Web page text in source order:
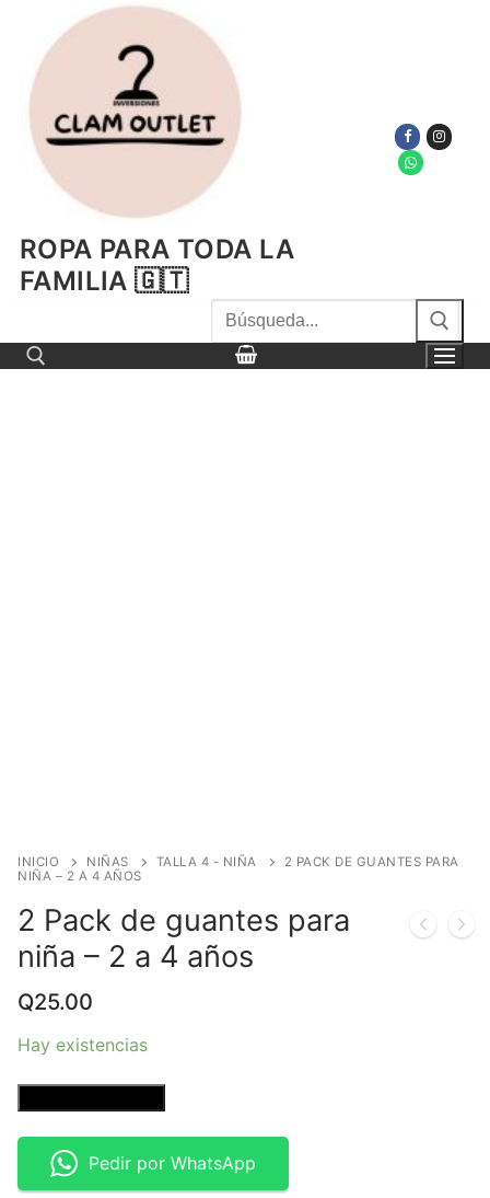
contenido
ROPA PARA TODA LA
FAMILIA 🇬🇹
Buscar
por:
INICIO NIÑAS TALLA 4 - NIÑA
2 PACK DE GUANTES PARA
NIÑA – 2 A 4 AÑOS
2 Pack de guantes para
niña – 2 a 4 años
Q25.00
Hay existencias
guantes
Pedir por WhatsApp